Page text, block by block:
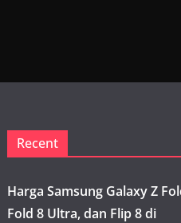
Recent
Harga Samsung Galaxy Z
Fold 8 Ultra, dan Flip 8 di